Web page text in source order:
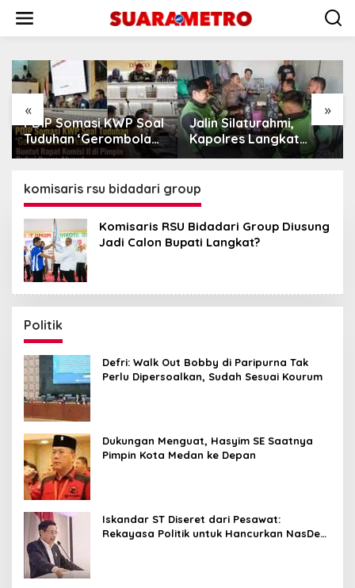
konten
« »
PDIP Somasi KWP Soal
Tuduhan ‘Gerombolan
Sirkus’, Buntut Rapat
Sufmi Dasco Ahmad
Jalin Silaturahmi,
Kapolres Langkat
Ngopi Bareng
Stabat
komisaris rsu bidadari group
Komisaris RSU Bidadari Group Diusung
Jadi Calon Bupati Langkat?
Politik
Defri: Walk Out Bobby di Paripurna Tak
Perlu Dipersoalkan, Sudah Sesuai Kourum
Dukungan Menguat, Hasyim SE Saatnya
Pimpin Kota Medan ke Depan
Iskandar ST Diseret dari Pesawat:
Rekayasa Politik untuk Hancurkan NasDem